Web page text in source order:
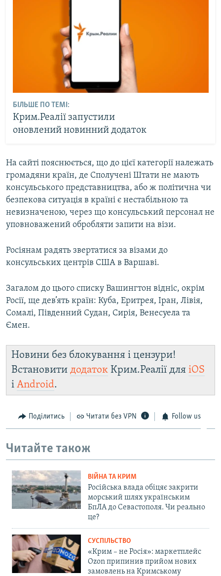
БІЛЬШЕ ПО ТЕМІ:
Крим.Реалії запустили
оновлений новинний додаток
На сайті пояснюється, що до цієї категорії належать
громадяни країн, де Сполучені Штати не мають
консульського представництва, або ж політична чи
безпекова ситуація в країні є нестабільною та
невизначеною, через що консульський персонал не
уповноважений обробляти запити на візи.
Росіянам радять звертатися за візами до
консульських центрів США в Варшаві.
Загалом до цього списку Вашингтон відніс, окрім
Росії, ще дев’ять країн: Куба, Еритрея, Іран, Лівія,
Сомалі, Південний Судан, Сирія, Венесуела та
Ємен.
Новини без блокування і цензури!
Встановити додаток Крим.Реалії для iOS
і Android.
Поділитись Читати без VPN Follow us
Читайте також
ВІЙНА ТА КРИМ
Російська влада обіцяє закрити
морський шлях українським
БпЛА до Севастополя. Чи реально
це?
СУСПІЛЬСТВО
«Крим – не Росія»: маркетплейс
Ozon припинив прийом нових
замовлень на Кримському